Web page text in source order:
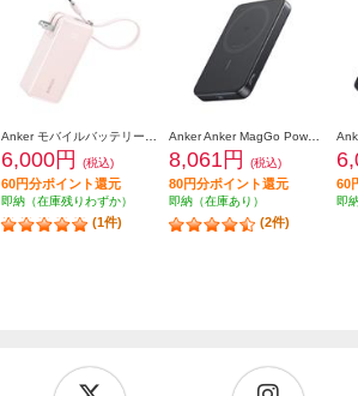
6,000円 (税込)
60円分ポイント還元
即納（在庫残りわずか）
(1件)
8,061円 (税込)
80円分ポイント還元
即納（在庫あり）
(2件)
60
即